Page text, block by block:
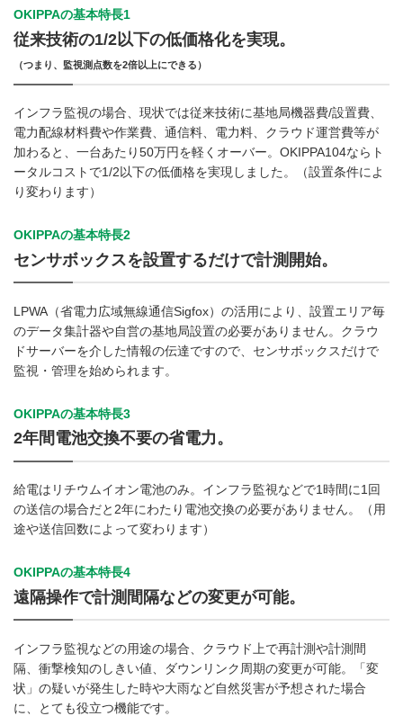
OKIPPAの基本特長1
従来技術の1/2以下の低価格化を実現。
（つまり、監視測点数を2倍以上にできる）
インフラ監視の場合、現状では従来技術に基地局機器費/設置費、
電力配線材料費や作業費、通信料、電力料、クラウド運営費等が
加わると、一台あたり50万円を軽くオーバー。OKIPPA104ならト
ータルコストで1/2以下の低価格を実現しました。（設置条件によ
り変わります）
OKIPPAの基本特長2
センサボックスを設置するだけで計測開始。
LPWA（省電力広域無線通信Sigfox）の活用により、設置エリア毎
のデータ集計器や自営の基地局設置の必要がありません。クラウ
ドサーバーを介した情報の伝達ですので、センサボックスだけで
監視・管理を始められます。
OKIPPAの基本特長3
2年間電池交換不要の省電力。
給電はリチウムイオン電池のみ。インフラ監視などで1時間に1回
の送信の場合だと2年にわたり電池交換の必要がありません。（用
途や送信回数によって変わります）
OKIPPAの基本特長4
遠隔操作で計測間隔などの変更が可能。
インフラ監視などの用途の場合、クラウド上で再計測や計測間
隔、衝撃検知のしきい値、ダウンリンク周期の変更が可能。「変
状」の疑いが発生した時や大雨など自然災害が予想された場合
に、とても役立つ機能です。